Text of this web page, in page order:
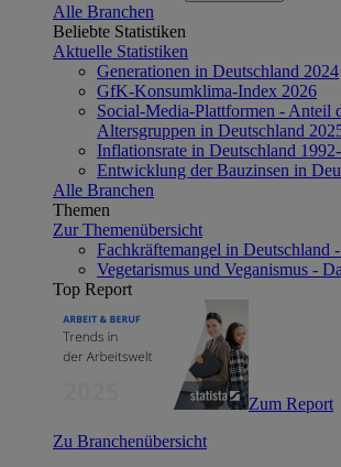
Alle Branchen
Beliebte Statistiken
Aktuelle Statistiken
Generationen in Deutschland 2024
GfK-Konsumklima-Index 2026
Social-Media-Plattformen - Anteil
Altersgruppen in Deutschland
Inflationsrate in Deutschland
Entwicklung der Bauzinsen in
Alle Branchen
Themen
Zur Themenübersicht
Fachkräftemangel in Deutschland
Vegetarismus und Veganismus -
Top Report
Zum Report
Zu Branchenübersicht